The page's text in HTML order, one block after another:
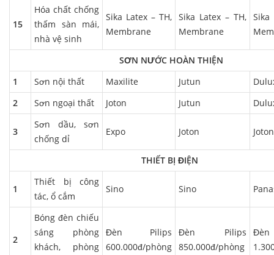
15
Hóa chất chống
thấm sàn mái,
nhà vệ sinh
Sika Latex – TH,
Membrane
Sika Latex – TH,
Membrane
SƠN NƯỚC HOÀN THIỆN
1
Sơn nội thất Maxilite Jutun
2
Sơn ngoại thất Joton Jutun
3
Sơn dầu, sơn
chống dỉ
Expo Joton Joton
THIẾT BỊ ĐIỆN
1
Thiết bị công
tác, ổ cắm
Sino Sino
2
Bóng đèn chiếu
sáng phòng
khách, phòng
Đèn Pilips
600.000đ/phòng
Đèn Pilips
850.000đ/phòng